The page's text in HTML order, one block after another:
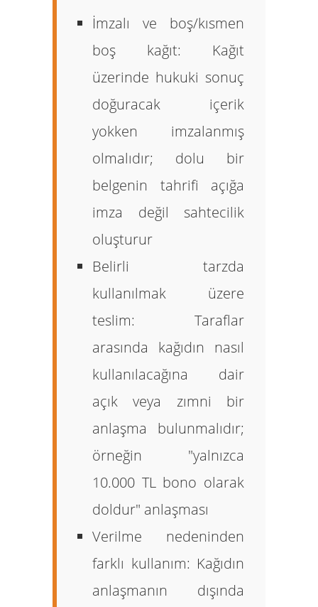
İmzalı ve boş/kısmen
boş kağıt: Kağıt
üzerinde hukuki sonuç
doğuracak içerik
yokken imzalanmış
olmalıdır; dolu bir
belgenin tahrifi açığa
imza değil sahtecilik
oluşturur
Belirli tarzda
kullanılmak üzere
teslim: Taraflar
arasında kağıdın nasıl
kullanılacağına dair
açık veya zımni bir
anlaşma bulunmalıdır;
örneğin "yalnızca
10.000 TL bono olarak
doldur" anlaşması
Verilme nedeninden
farklı kullanım: Kağıdın
anlaşmanın dışında